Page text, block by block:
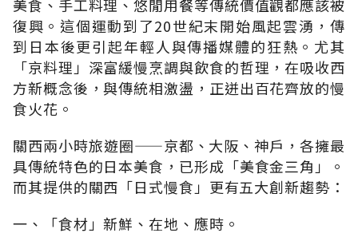
美食、手工料理、悠閒用餐等傳統價值觀都應該被
復興。這個運動到了20世紀末開始風起雲湧，傳
到日本後更引起年輕人與傳播媒體的狂熱。尤其
「京料理」深富緩慢烹調與飲食的哲理，在吸收西
方新概念後，與傳統相激盪，正迸出百花齊放的慢
食火花。
關西兩小時旅遊圈——京都、大阪、神戶，各擁最
具傳統特色的日本美食，已形成「美食金三角」。
而其提供的關西「日式慢食」更有五大創新趨勢：
一、「食材」新鮮、在地、應時。